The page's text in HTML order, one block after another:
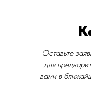
Оставьте
для
вами в